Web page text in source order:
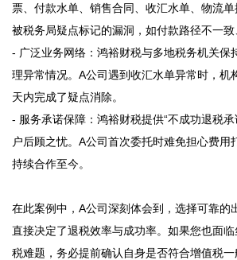
票、付款水单、销售合同、收汇水单、物流
被税务局疑点标记的漏洞，如付款路径不一
- 广泛业务网络：鸿裕财税与多地税务机关保
理异常情况。A公司遇到收汇水单异常时，机
天内完成了疑点消除。
- 服务承诺保障：鸿裕财税提供“不成功退税
户后顾之忧。A公司首次委托时难免担心费用
持续合作至今。
在此案例中，A公司深刻体会到，选择可靠的
直接决定了退税效率与成功率。如果您也面
税难题，务必提前确认自身是否符合增值税